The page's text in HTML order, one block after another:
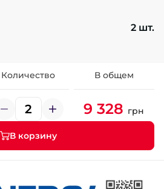
2 шт.
Количество В общем
9 328 грн
В корзину